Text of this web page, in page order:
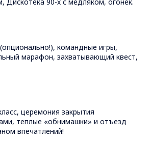
Дискотека 90-х с медляком, огонек.
командные игры,
марафон, захватывающий квест,
церемония закрытия
теплые «обнимашки» и отъезд
впечатлений!